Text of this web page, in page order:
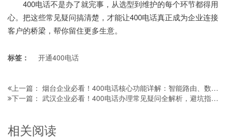
400电话不是办了就完事，从选型到维护的每个环节都得用
心。把这些常见疑问搞清楚，才能让400电话真正成为企业连接
客户的桥梁，帮你留住更多生意。
标签： 开通400电话
上一篇： 烟台企业必看！400电话核心功能详解：智能路由、数据分析助力服务升级
下一篇： 武汉企业必看！400电话办理常见疑问全解析，避坑指南请收好
相关阅读